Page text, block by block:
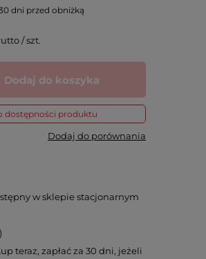
dni przed obniżką
/szt.
Dodaj do koszyka
dostępności produktu
Dodaj do porównania
w sklepie stacjonarnym
)
teraz, zapłać za 30 dni, jeżeli